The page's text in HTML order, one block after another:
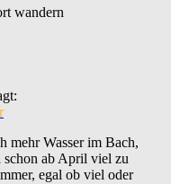
wandern
mehr Wasser im Bach,
schon ab April viel zu
egal ob viel oder